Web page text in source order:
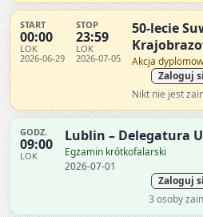
START
00:00
LOK
2026-06-29
STOP
23:59
LOK
2026-07-05
50-lecie
Akcja
Zaloguj
Nikt nie jest
GODZ.
09:00
LOK
Lublin – Delegatura
Egzamin krótkofalarski
2026-07-01
Zaloguj
3 osoby